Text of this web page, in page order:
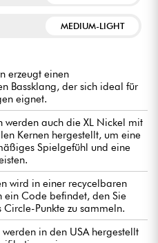
MEDIUM-LIGHT
erzeugt einen
Bassklang, der sich ideal für
eignet.
auch die XL Nickel mit
Kernen hergestellt, um eine
Spielgefühl und eine
wird in einer recycelbaren
Code befindet, den Sie
Punkte zu sammeln.
in den USA hergestellt